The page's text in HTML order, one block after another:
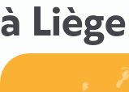
à Liège